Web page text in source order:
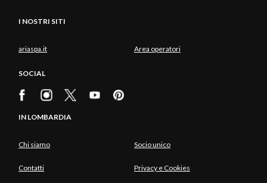
I NOSTRI SITI
ariaspa.it Area operatori
SOCIAL
IN LOMBARDIA
Chi siamo Socio unico
Contatti Privacy e Cookies